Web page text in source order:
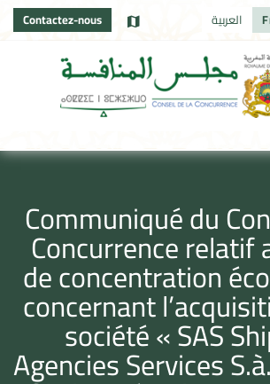
Contactez-nous العربية
Communiqué du
Concurrence relatif
de concentration
concernant
société « SAS
Agencies Services